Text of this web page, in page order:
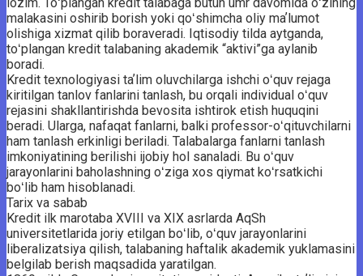
malakasini oshirib borish yoki qoʻshimcha oliy maʼlumot
olishiga xizmat qilib boraveradi. Iqtisodiy tilda aytganda,
toʻplangan kredit talabaning akademik “aktivi”ga aylanib
boradi.
Kredit texnologiyasi taʼlim oluvchilarga ishchi oʻquv rejaga
kiritilgan tanlov fanlarini tanlash, bu orqali individual oʻquv
rejasini shakllantirishda bevosita ishtirok etish huquqini
beradi. Ularga, nafaqat fanlarni, balki professor-oʻqituvchilarni
ham tanlash erkinligi beriladi. Talabalarga fanlarni tanlash
imkoniyatining berilishi ijobiy hol sanaladi. Bu oʻquv
jarayonlarini baholashning oʻziga xos qiymat koʻrsatkichi
boʻlib ham hisoblanadi.
Tarix va sabab
Kredit ilk marotaba XVIII va XIX asrlarda AqSh
universitetlarida joriy etilgan boʻlib, oʻquv jarayonlarini
liberalizatsiya qilish, talabaning haftalik akademik yuklamasini
belgilab berish maqsadida yaratilgan.